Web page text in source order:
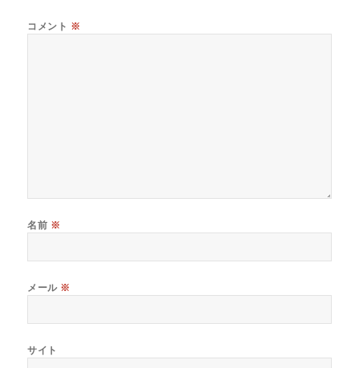
コメント ※
名前 ※
メール ※
サイト